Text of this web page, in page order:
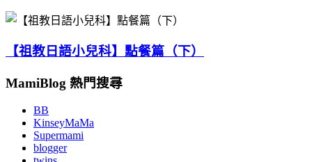
【祖教日語小兒科】點餐篇（下）
MamiBlog 熱門搜尋
BB
KinseyMaMa
Supermami
blogger